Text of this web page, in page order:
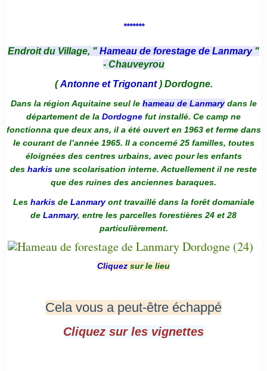
*******
Endroit du Village, " Hameau de forestage de Lanmary "
- Chauveyrou
(Antonne et Trigonant) Dordogne.
Dans la région Aquitaine seul le hameau de Lanmarydans le
département de la Dordogne fut installé. Ce camp ne
fonctionna que deux ans, il a été ouvert en 1963 et ferme dans
le courant de l’année 1965. Il a concerné 25 familles, toutes
éloignées des centres urbains, avec pour les enfants
des harkis une scolarisation interne. Actuellement il ne reste
que des ruines des anciennes baraques.
Les harkis de Lanmaryont travaillé dans la forêt domaniale
de Lanmary, entre les parcelles forestières 24 et 28
particulièrement.
Cliquez sur le lieu
Cela vous a peut-être échappé
Cliquez sur les vignettes